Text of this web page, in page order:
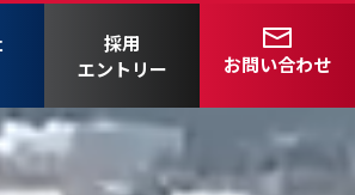
採用
エントリー
お問い合わせ